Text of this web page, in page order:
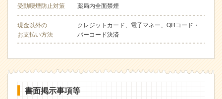
受動喫煙防止対策 薬局内全面禁煙
現金以外の
お支払い方法
クレジットカード、電子マネー、QRコード・
バーコード決済
書面掲示事項等